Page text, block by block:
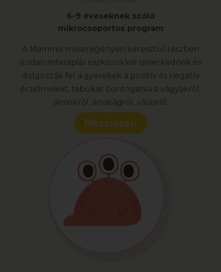
6-9 éveseknek szóló
mikrocsoportos program
A Mammia meseregényen keresztül részben
irodalomterápiás eszközökkel ismerkednek és
dolgozzák fel a gyerekek a pozitív és negatív
érzelmeiket, tabukat bontogatva a vágyakról,
álmokról, árvaságról, válásról.
Részletek